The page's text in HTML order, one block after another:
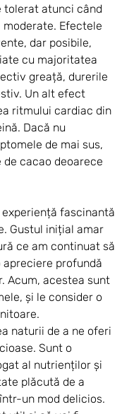
tolerat atunci când
Efectele
dar posibile,
cu majoritatea
greață, durerile
Un alt efect
ritmului cardiac din
Dacă nu
de mai sus,
cacao deoarece
fascinantă
Gustul inițial amar
ce am continuat să
profundă
Acum, acestea sunt
și le consider o
naturii de a ne oferi
Sunt o
al nutrienților și
plăcută de a
un mod delicios.